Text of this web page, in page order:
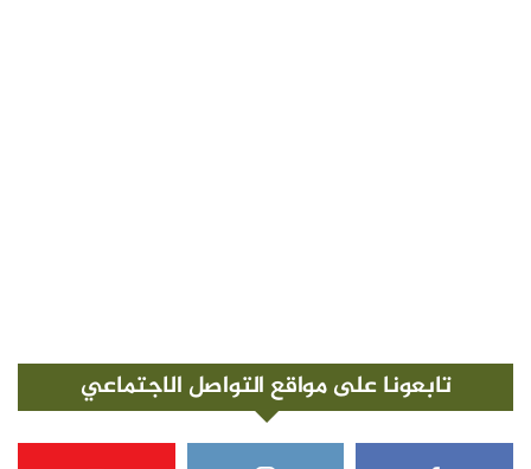
تابعونا على مواقع التواصل الاجتماعي